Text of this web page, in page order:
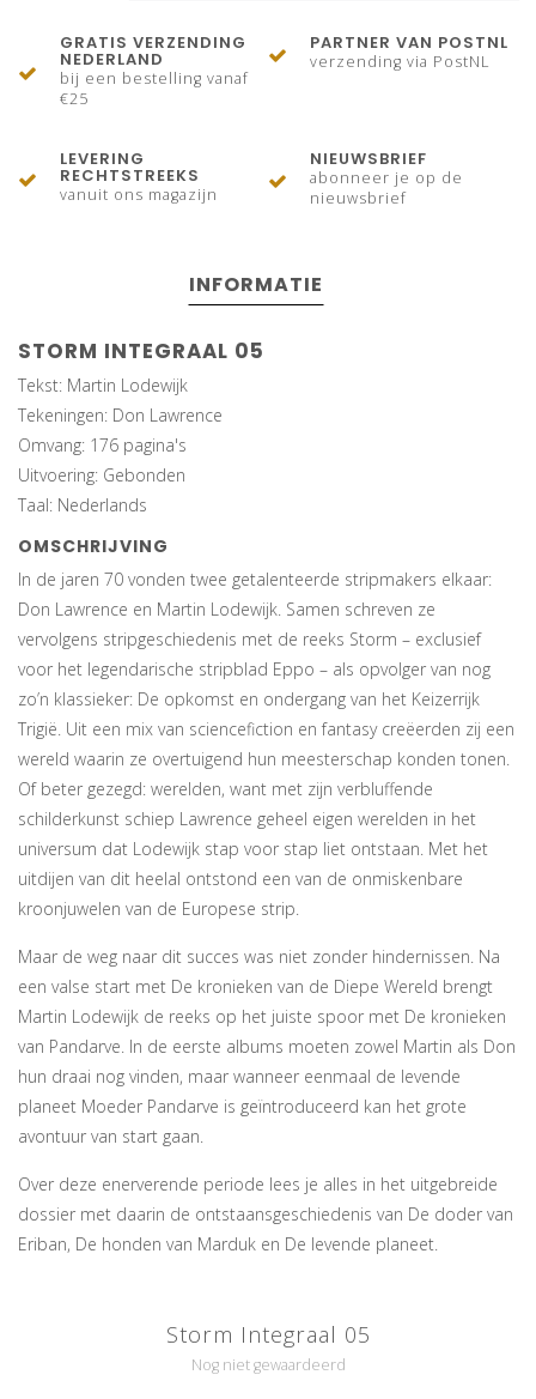
GRATIS VERZENDING
NEDERLAND
bij een bestelling vanaf
€25
PARTNER VAN POSTNL
verzending via PostNL
LEVERING
RECHTSTREEKS
vanuit ons magazijn
NIEUWSBRIEF
abonneer je op de
nieuwsbrief
INFORMATIE
STORM INTEGRAAL 05
Tekst: Martin Lodewijk
Tekeningen: Don Lawrence
Omvang: 176 pagina's
Uitvoering: Gebonden
Taal: Nederlands
OMSCHRIJVING
In de jaren 70 vonden twee getalenteerde stripmakers elkaar:
Don Lawrence en Martin Lodewijk. Samen schreven ze
vervolgens stripgeschiedenis met de reeks Storm – exclusief
voor het legendarische stripblad Eppo – als opvolger van nog
zo’n klassieker: De opkomst en ondergang van het Keizerrijk
Trigië. Uit een mix van sciencefiction en fantasy creëerden zij een
wereld waarin ze overtuigend hun meesterschap konden tonen.
Of beter gezegd: werelden, want met zijn verbluffende
schilderkunst schiep Lawrence geheel eigen werelden in het
universum dat Lodewijk stap voor stap liet ontstaan. Met het
uitdijen van dit heelal ontstond een van de onmiskenbare
kroonjuwelen van de Europese strip.
Maar de weg naar dit succes was niet zonder hindernissen. Na
een valse start met De kronieken van de Diepe Wereld brengt
Martin Lodewijk de reeks op het juiste spoor met De kronieken
van Pandarve. In de eerste albums moeten zowel Martin als Don
hun draai nog vinden, maar wanneer eenmaal de levende
planeet Moeder Pandarve is geïntroduceerd kan het grote
avontuur van start gaan.
Over deze enerverende periode lees je alles in het uitgebreide
dossier met daarin de ontstaansgeschiedenis van De doder van
Eriban, De honden van Marduk en De levende planeet.
Storm Integraal 05
Nog niet gewaardeerd